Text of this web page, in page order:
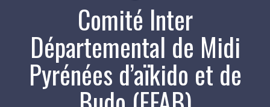
Comité Inter
Départemental de Midi
Pyrénées d’aïkido et de